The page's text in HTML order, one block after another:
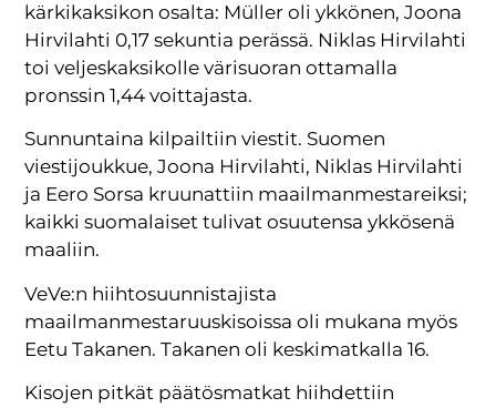
kärkikaksikon osalta: Müller oli ykkönen, Joona
Hirvilahti 0,17 sekuntia perässä. Niklas Hirvilahti
toi veljeskaksikolle värisuoran ottamalla
pronssin 1,44 voittajasta.
Sunnuntaina kilpailtiin viestit. Suomen
viestijoukkue, Joona Hirvilahti, Niklas Hirvilahti
ja Eero Sorsa kruunattiin maailmanmestareiksi;
kaikki suomalaiset tulivat osuutensa ykkösenä
maaliin.
VeVe:n hiihtosuunnistajista
maailmanmestaruuskisoissa oli mukana myös
Eetu Takanen. Takanen oli keskimatkalla 16.
Kisojen pitkät päätösmatkat hiihdettiin